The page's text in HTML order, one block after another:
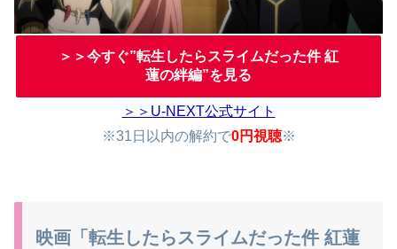
＞＞今すぐ”転生したらスライムだった件 紅
蓮の絆編”を見る
＞＞U-NEXT公式サイト
※31日以内の解約で0円視聴※
映画「転生したらスライムだった件 紅蓮